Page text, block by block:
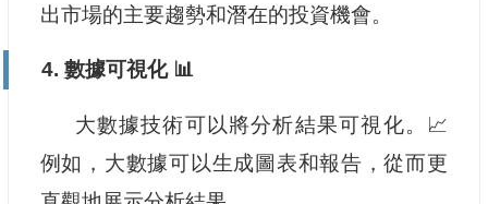
出市場的主要趨勢和潛在的投資機會。
4. 數據可視化 📊
大數據技術可以將分析結果可視化。📈
例如，大數據可以生成圖表和報告，從而更